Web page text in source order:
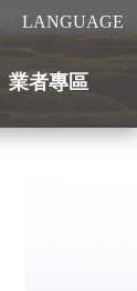
LANGUAGE
業者專區